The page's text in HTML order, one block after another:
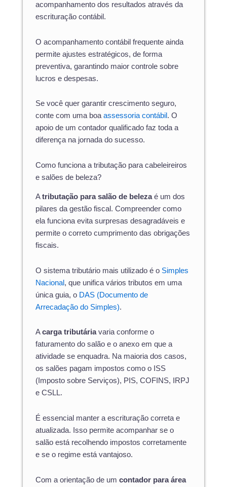
acompanhamento dos resultados através da
escrituração contábil.
O acompanhamento contábil frequente ainda
permite ajustes estratégicos, de forma
preventiva, garantindo maior controle sobre
lucros e despesas.
Se você quer garantir crescimento seguro,
conte com uma boaassessoria contábil . O
apoio de um contador qualificado faz toda a
diferença na jornada do sucesso.
Como funciona a tributação para cabeleireiros
e salões de beleza?
Atributação para salão de belezaé um dos
pilares da gestão fiscal. Compreender como
ela funciona evita surpresas desagradáveis e
permite o correto cumprimento das obrigações
fiscais.
O sistema tributário mais utilizado é o Simples
Nacional , que unifica vários tributos em uma
única guia, o DAS (Documento de
Arrecadação do Simples).
Acarga tributáriavaria conforme o
faturamento do salão e o anexo em que a
atividade se enquadra. Na maioria dos casos,
os salões pagam impostos como o ISS
(Imposto sobre Serviços), PIS, COFINS, IRPJ
e CSLL.
É essencial manter a escrituração correta e
atualizada. Isso permite acompanhar se o
salão está recolhendo impostos corretamente
e se o regime está vantajoso.
Com a orientação de um contador para área